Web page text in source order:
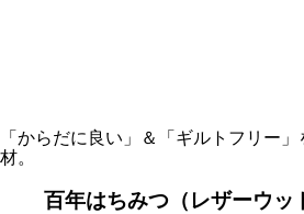
「からだに良い」＆「ギルトフリー
材。
百年はちみつ（レザーウッ